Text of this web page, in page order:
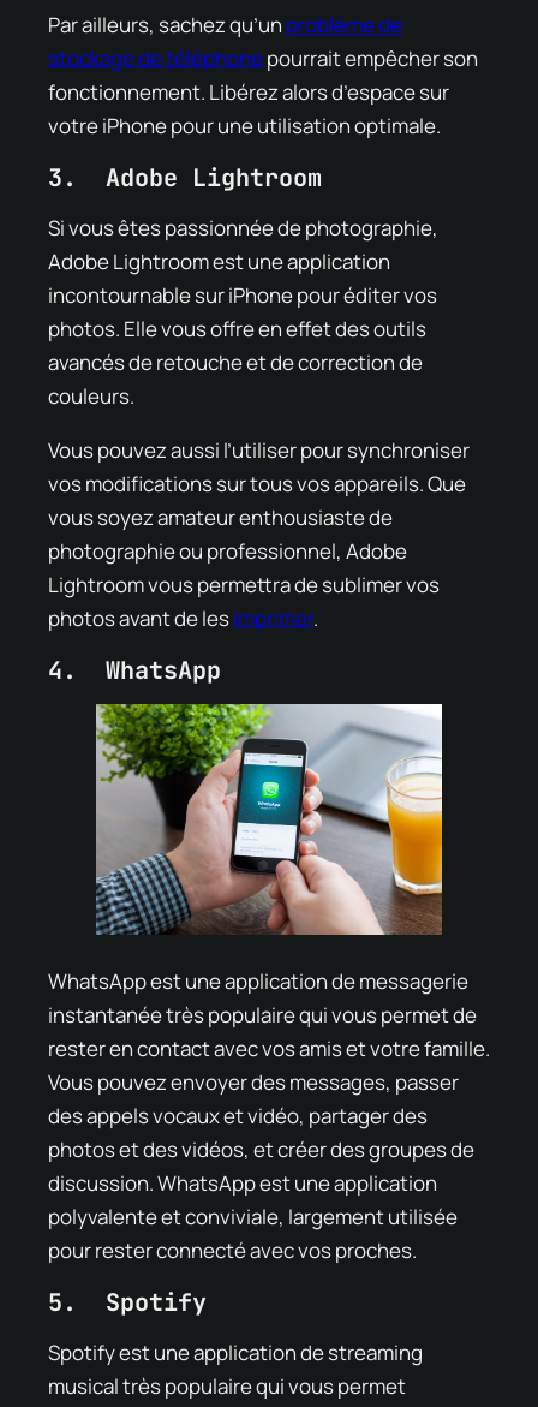
Par ailleurs, sachez qu’un problème de
stockage de téléphonepourrait empêcher son
fonctionnement. Libérez alors d’espace sur
votre iPhone pour une utilisation optimale.
3. Adobe Lightroom
Si vous êtes passionnée de photographie,
Adobe Lightroom est une application
incontournable sur iPhone pour éditer vos
photos. Elle vous offre en effet des outils
avancés de retouche et de correction de
couleurs.
Vous pouvez aussi l’utiliser pour synchroniser
vos modifications sur tous vos appareils. Que
vous soyez amateur enthousiaste de
photographie ou professionnel, Adobe
Lightroom vous permettra de sublimer vos
photos avant de lesimprimer.
4. WhatsApp
WhatsApp est une application de messagerie
instantanée très populaire qui vous permet de
rester en contact avec vos amis et votre famille.
Vous pouvez envoyer des messages, passer
des appels vocaux et vidéo, partager des
photos et des vidéos, et créer des groupes de
discussion. WhatsApp est une application
polyvalente et conviviale, largement utilisée
pour rester connecté avec vos proches.
5. Spotify
Spotify est une application de streaming
musical très populaire qui vous permet